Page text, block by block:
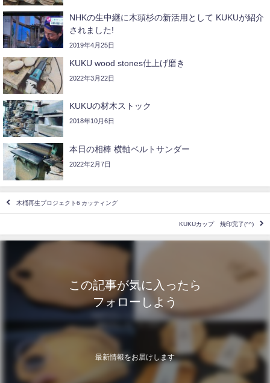
NHKの生中継に木頭杉の新活用として KUKUが紹介
されました!
2019年4月25日
KUKU wood stones仕上げ磨き
2022年3月22日
KUKUの材木ストック
2018年10月6日
本日の相棒 横軸ベルトサンダー
2022年2月7日
木桶再生プロジェクト6 カッティング
KUKUカップ 焼印完了(^^)
この記事が気に入ったら
フォローしよう
最新情報をお届けします